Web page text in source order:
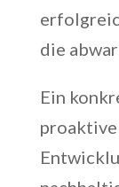
die
Ein
proaktive